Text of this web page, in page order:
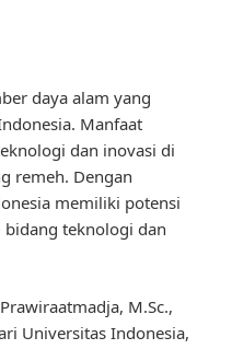
daya alam yang
Manfaat
dan inovasi di
remeh. Dengan
memiliki potensi
teknologi dan
M.Sc.,
Universitas Indonesia,